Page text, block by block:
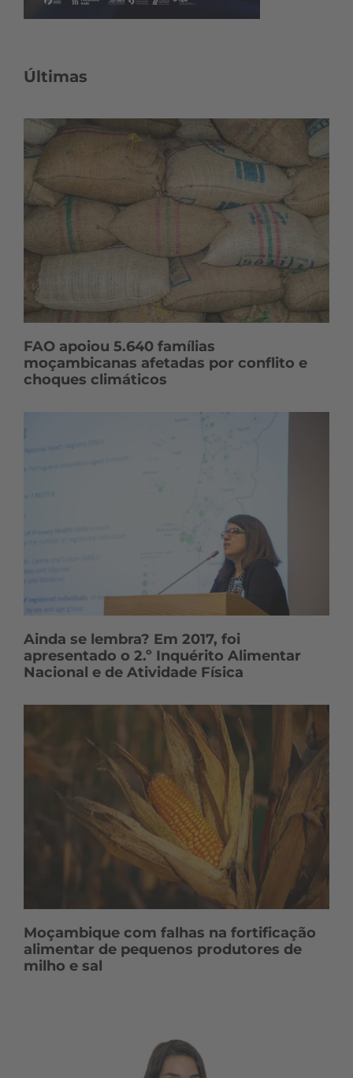
Últimas
FAO apoiou 5.640 famílias
moçambicanas afetadas por conflito e
choques climáticos
Ainda se lembra? Em 2017, foi
apresentado o 2.º Inquérito Alimentar
Nacional e de Atividade Física
Moçambique com falhas na fortificação
alimentar de pequenos produtores de
milho e sal